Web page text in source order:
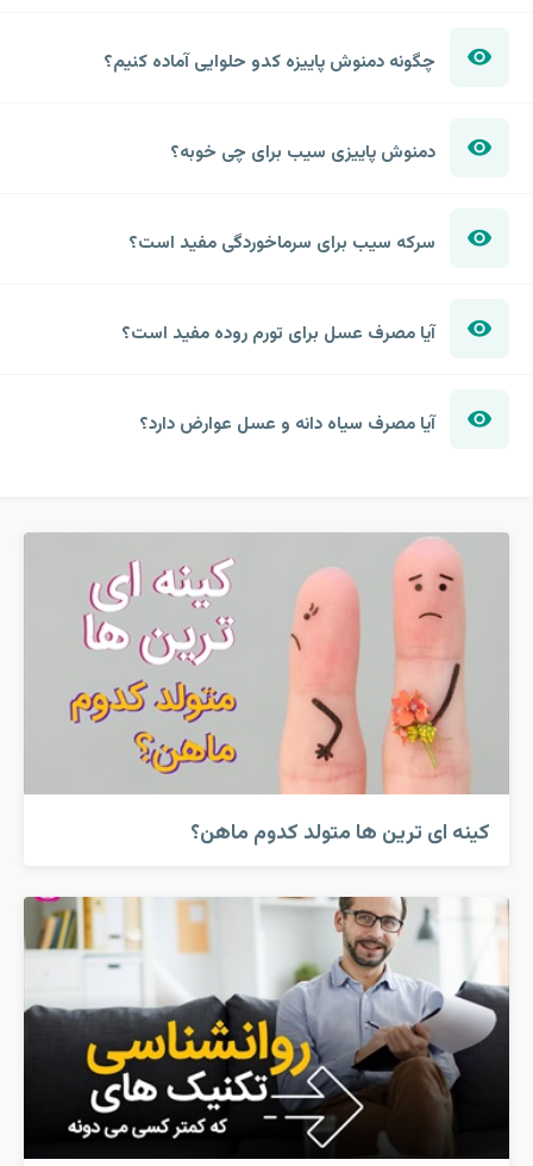
چگونه دمنوش پاییزه کدو حلوایی آماده کنیم؟
دمنوش پاییزی سیب برای چی خوبه؟
سرکه سیب برای سرماخوردگی مفید است؟
آیا مصرف عسل برای تورم روده مفید است؟
آیا مصرف سیاه دانه و عسل عوارض دارد؟
کینه ای ترین ها متولد کدوم ماهن؟